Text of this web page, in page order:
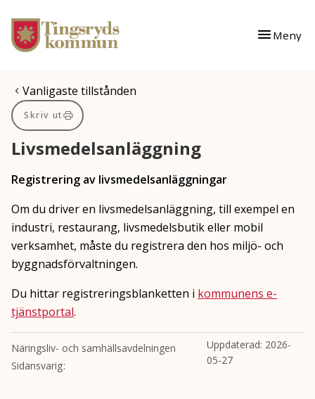
Gå till innehåll
Gå till huvudmeny
Meny
Du är här:
Vanligaste tillstånden
Skriv ut
Livsmedelsanläggning
Registrering av livsmedelsanläggningar
Om du driver en livsmedelsanläggning, till exempel en
industri, restaurang, livsmedelsbutik eller mobil
verksamhet, måste du registrera den hos miljö- och
byggnadsförvaltningen.
Du hittar registreringsblanketten i kommunens e-
tjänstportal.
Näringsliv- och samhällsavdelningen
Sidansvarig
Uppdaterad: 2026-
05-27